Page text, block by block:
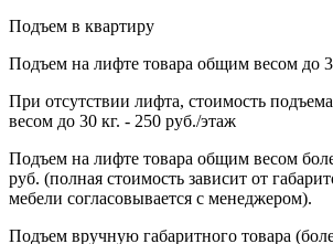
Подъем в квартиру
Подъем на лифте товара общим весом до
При отсутствии лифта, стоимость
весом до 30 кг. - 250 руб./этаж
Подъем на лифте товара общим весом
руб. (полная стоимость зависит от
мебели согласовывается с менеджером).
Подъем вручную габаритного товара